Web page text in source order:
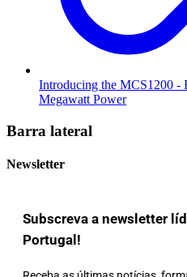
Introducing the MCS1200
Megawatt Power
Barra lateral
Newsletter
Subscreva a newsletter
Portugal!